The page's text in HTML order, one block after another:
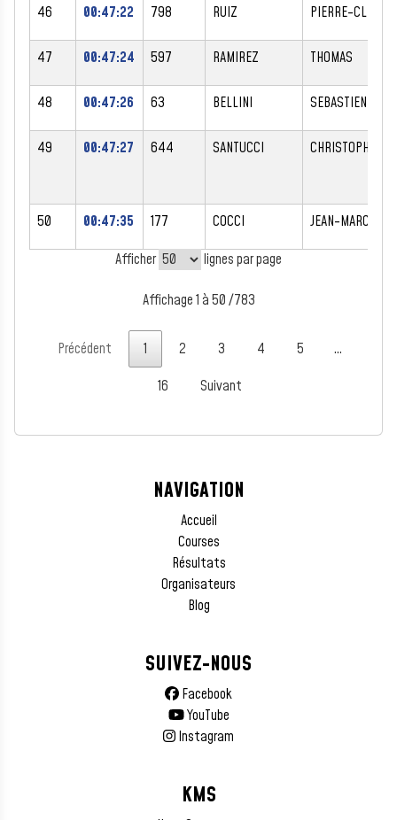
46 00:47:22 798 RUIZ PIERRE-
47 00:47:24 597 RAMIREZ THOMAS
48 00:47:26 63 BELLINI SEBASTIEN
49 00:47:27 644 SANTUCCI CHRISTOPHE
50 00:47:35 177 COCCI
JEAN-MARC
Afficher
lignes par page
Affichage 1 à 50 /783
Précédent 1 2 3 4 5
…
16
Suivant
NAVIGATION
Accueil
Courses
Résultats
Organisateurs
Blog
SUIVEZ-NOUS
Facebook
YouTube
Instagram
KMS